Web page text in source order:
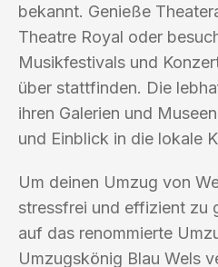
bekannt. Genieße
Theatre Royal oder
Musikfestivals und
über stattfinden. Die
ihren Galerien und
und Einblick in die lokale
Um deinen Umzug von
stressfrei und effizient zu
auf das renommierte
Umzugskönig Blau Wels